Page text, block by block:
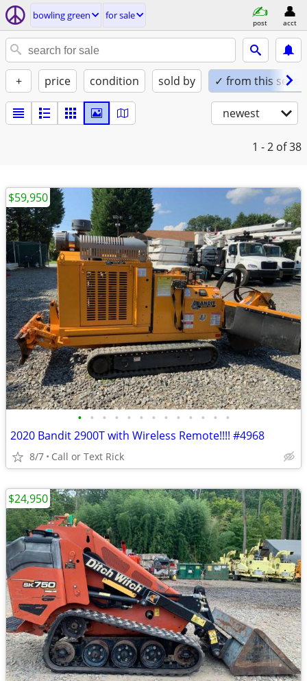
bowling green for sale
post acct
+ price condition sold by ✓ from this seller
newest
1 - 2 of 38
• • • • • • • • • • • • •
2020 Bandit 2900T with Wireless Remote!!!! #4968
8/7 Call or Text Rick
$59,950
$24,950